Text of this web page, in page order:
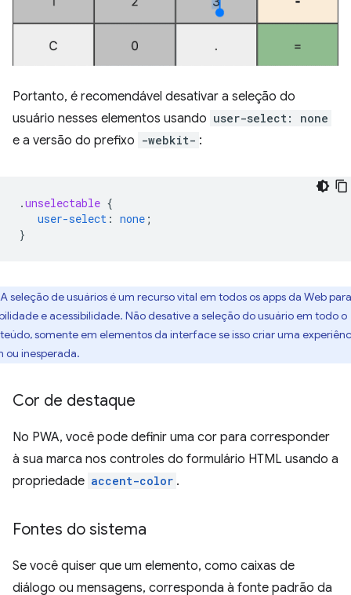
Portanto, é recomendável desativar a seleção do
usuário nesses elementos usando user-select: none
e a versão do prefixo -webkit- :
.unselectable {
user-select : none ;
}
A seleção de usuários é um recurso vital em todos os apps da Web para
e acessibilidade. Não desative a seleção do usuário em todo o
somente em elementos da interface se isso criar uma
ou inesperada.
Cor de destaque
No PWA, você pode definir uma cor para corresponder
à sua marca nos controles do formulário HTML usando a
propriedade accent-color .
Fontes do sistema
Se você quiser que um elemento, como caixas de
diálogo ou mensagens, corresponda à fonte padrão da